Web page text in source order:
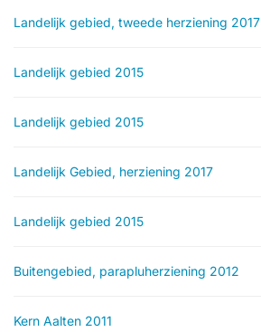
Landelijk gebied, tweede herziening 2017
Landelijk gebied 2015
Landelijk gebied 2015
Landelijk Gebied, herziening 2017
Landelijk gebied 2015
Buitengebied, parapluherziening 2012
Kern Aalten 2011